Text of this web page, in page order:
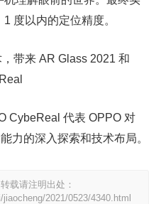
度以内的定位精度。
CybeReal 代表 OPPO 对
力的深入探索和技术布局。
载请注明出处：
2021/0523/4340.html